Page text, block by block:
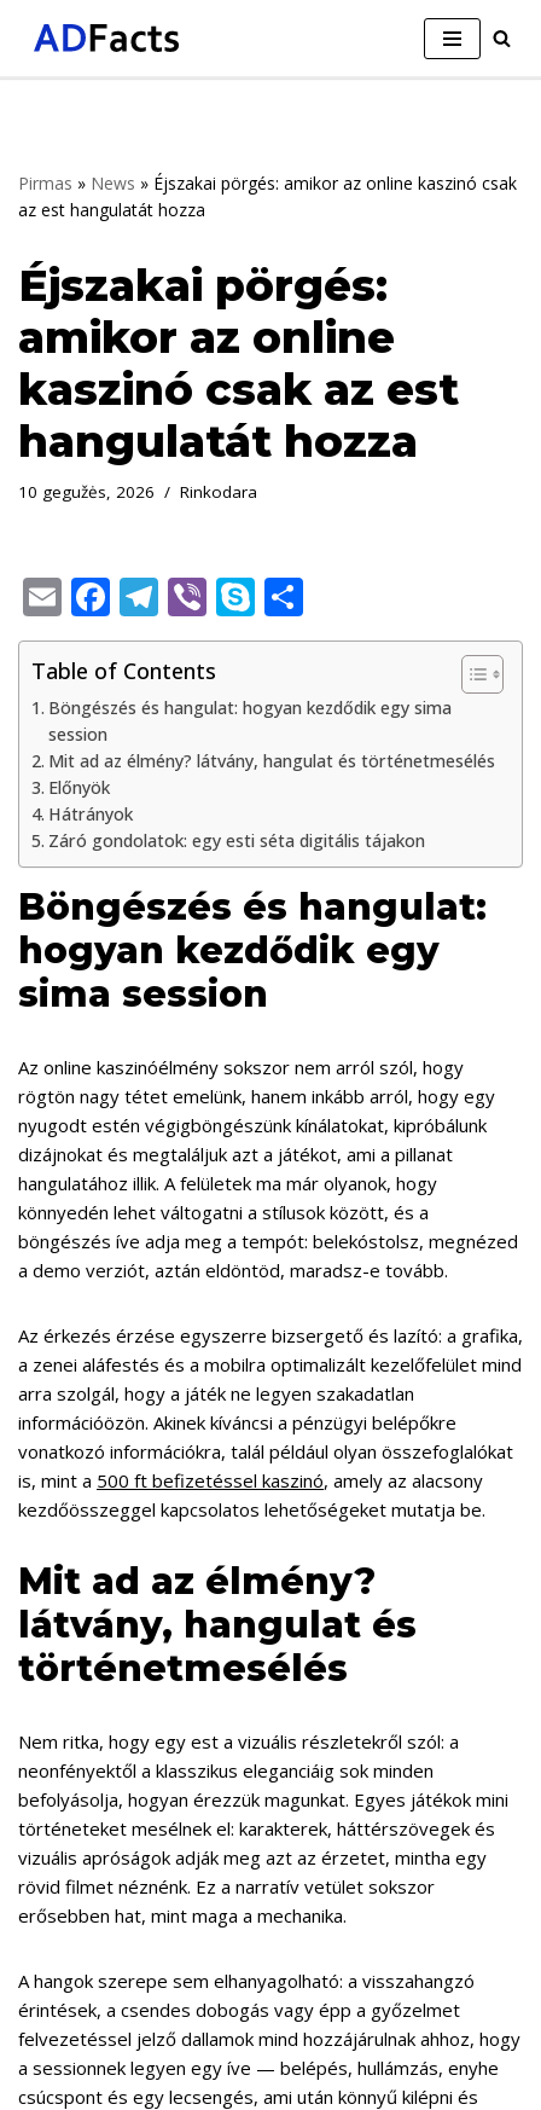
Pirmas » News » Éjszakai pörgés: amikor az online kaszinó csak
az est hangulatát hozza
Éjszakai pörgés:
amikor az online
kaszinó csak az est
hangulatát hozza
10 gegužės, 2026 Rinkodara
E
m
ai
l
F
ac
e
b
o
k
T
el
e
gr
a
Vi
b
er
S
k
p
e
h
e
Table of Contents
Böngészés és hangulat: hogyan kezdődik egy sima
session
Mit ad az élmény? látvány, hangulat és történetmesélés
Előnyök
Hátrányok
Záró gondolatok: egy esti séta digitális tájakon
Böngészés és hangulat:
hogyan kezdődik egy
sima session
Az online kaszinóélmény sokszor nem arról szól, hogy
rögtön nagy tétet emelünk, hanem inkább arról, hogy egy
nyugodt estén végigböngészünk kínálatokat, kipróbálunk
dizájnokat és megtaláljuk azt a játékot, ami a pillanat
hangulatához illik. A felületek ma már olyanok, hogy
könnyedén lehet váltogatni a stílusok között, és a
böngészés íve adja meg a tempót: belekóstolsz, megnézed
a demo verziót, aztán eldöntöd, maradsz-e tovább.
Az érkezés érzése egyszerre bizsergető és lazító: a grafika,
a zenei aláfestés és a mobilra optimalizált kezelőfelület mind
arra szolgál, hogy a játék ne legyen szakadatlan
információözön. Akinek kíváncsi a pénzügyi belépőkre
vonatkozó információkra, talál például olyan összefoglalókat
is, mint a 500 ft befizetéssel kaszinó, amely az alacsony
kezdőösszeggel kapcsolatos lehetőségeket mutatja be.
Mit ad az élmény?
látvány, hangulat és
történetmesélés
Nem ritka, hogy egy est a vizuális részletekről szól: a
neonfényektől a klasszikus eleganciáig sok minden
befolyásolja, hogyan érezzük magunkat. Egyes játékok mini
történeteket mesélnek el: karakterek, háttérszövegek és
vizuális apróságok adják meg azt az érzetet, mintha egy
rövid filmet néznénk. Ez a narratív vetület sokszor
erősebben hat, mint maga a mechanika.
A hangok szerepe sem elhanyagolható: a visszahangzó
érintések, a csendes dobogás vagy épp a győzelmet
felvezetéssel jelző dallamok mind hozzájárulnak ahhoz, hogy
a sessionnek legyen egy íve — belépés, hullámzás, enyhe
csúcspont és egy lecsengés, ami után könnyű kilépni és